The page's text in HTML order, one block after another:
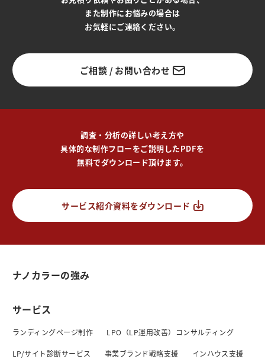
また制作にお悩みの場合は
お気軽にご連絡ください。
ご相談 / お問い合わせ
調査・分析の詳しい考え方や
具体的な制作フローをご説明したPDFを
無料でダウンロード頂けます。
サービス紹介資料をダウンロード
ナノカラーの強み
サービス
ランディングページ制作 LPO（LP運用改善）コンサルティング
LP/サイト診断サービス 事業ブランド戦略支援 インハウス支援